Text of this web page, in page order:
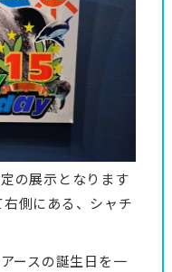
の展示となります
側にある、シャチ
ースの誕生日を一